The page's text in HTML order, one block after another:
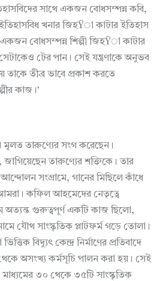
সাথে একজন বোধসম্পন্ন কবি,
খনার জিহŸা কাটার ইতিহাস
একজন বোধসম্পন্ন শিল্পী জিহŸা কাটার
টের পান। সেই যন্ত্রণাকে অনুভব
তীব্র ভাবে প্রকাশ করতে
কাজ।’
তারুণ্যের সংগ করেছেন।
তারুণ্যের শক্তিকে। তার
সংগ্রামে, গানের মিছিলে কাঁধে
আমরা। কফিল আহমেদের নেতৃত্বে
অত্যন্ত গুরুত্বপূর্ণ একটি কাজ ছিলো,
নামে যৌথ সাংস্কৃতিক প্লাটফর্ম গড়ে তোলা।
বিদ্যুৎ কেন্দ্র নির্মাণের প্রতিবাদে
থেকে অসংখ্য কর্মসূচি পালন করা হয়। সেই
৩০ থেকে ৩৫টি সাংস্কৃতিক